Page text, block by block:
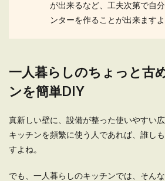
が出来るなど、工夫次第で自
ンターを作ることが出来ますよ
一人暮らしのちょっと古
ンを簡単DIY
真新しい壁に、設備が整った使いやすい
キッチンを頻繁に使う人であれば、誰し
すよね。
でも、一人暮らしのキッチンでは、そん